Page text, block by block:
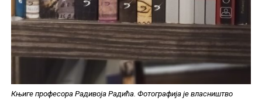
Књиге професора Радивоја Радића. Фотографија је власништво